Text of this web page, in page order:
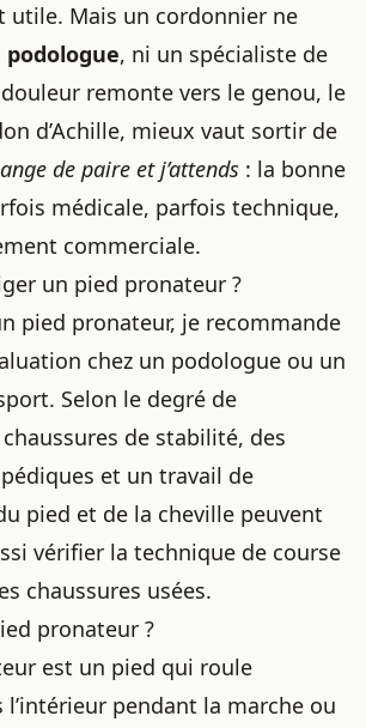
utile. Mais un cordonnier ne
podologue, ni un spécialiste de
remonte vers le genou, le
d’Achille, mieux vaut sortir de
de paire et j’attends : la bonne
médicale, parfois technique,
commerciale.
un pied pronateur ?
pied pronateur, je recommande
chez un podologue ou un
Selon le degré de
de stabilité, des
et un travail de
pied et de la cheville peuvent
vérifier la technique de course
chaussures usées.
pronateur ?
est un pied qui roule
l’intérieur pendant la marche ou